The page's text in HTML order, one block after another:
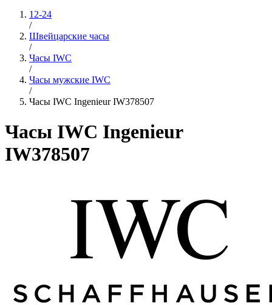
12-24
/
Швейцарские часы
/
Часы IWC
/
Часы мужские IWC
/
Часы IWC Ingenieur IW378507
Часы IWC Ingenieur
IW378507